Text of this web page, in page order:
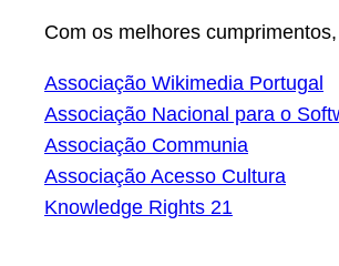
Com os melhores cumprimentos,
Associação Wikimedia Portugal
Associação Nacional para o
Associação Communia
Associação Acesso Cultura
Knowledge Rights 21